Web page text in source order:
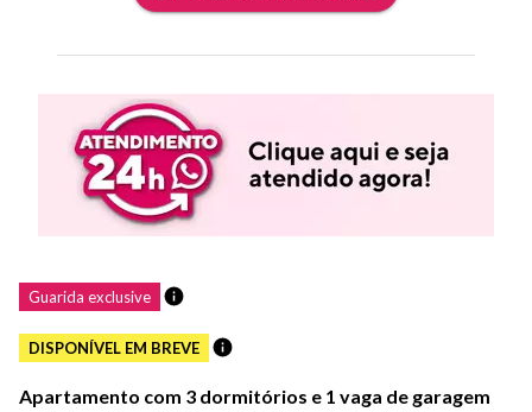
Guarida exclusive
DISPONÍVEL EM BREVE
Apartamento com 3 dormitórios e 1 vaga de garagem